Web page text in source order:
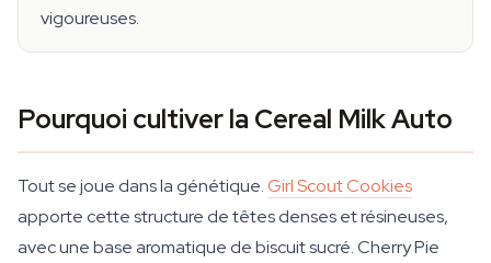
vigoureuses.
Pourquoi cultiver la Cereal Milk Auto
Tout se joue dans la génétique.Girl Scout Cookies
apporte cette structure de têtes denses et résineuses,
avec une base aromatique de biscuit sucré. Cherry Pie